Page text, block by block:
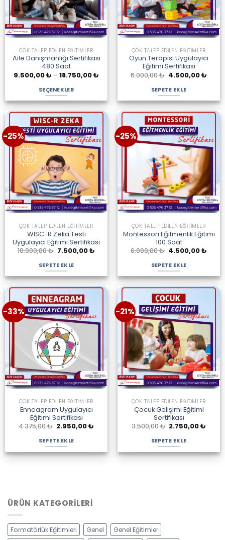
ÇOK TALEP EDILEN EĞITIMLER
Aile Danışmanlığı Sertifikası
480 Saat
9.500,00₺ – 18.750,00₺
18.750,00 ₺
SEÇENEKLER
Bu
ürünün
birden
fazla
varyasyonu
Seçenekler
ürün
sayfasından
seçilebilir
ÇOK TALEP EDILEN EĞITIMLER
Oyun Terapisi Uygulayıcı
Eğitimi Sertifikası
6.000,00₺ Orijinal
fiyat:
6.000,00 ₺.
4.500,00₺Şu
SEPETE EKLE
-25%
ÇOK TALEP EDILEN EĞITIMLER
WISC-R Zeka Testi
Uygulayıcı Eğitimi Sertifikası
10.000,00₺ Orijinal
fiyat:
10.000,00 ₺.
7.500,00₺Şu
SEPETE EKLE
-25%
ÇOK TALEP EDILEN EĞITIMLER
Montessori Eğitmenlik Eğitimi
100 Saat
6.000,00₺ Orijinal
fiyat:
6.000,00 ₺.
4.500,00₺Şu
SEPETE EKLE
-33%
ÇOK TALEP EDILEN EĞITIMLER
Enneagram Uygulayıcı
Eğitimi Sertifikası
4.375,00₺ Orijinal
fiyat:
4.375,00 ₺.
2.950,00₺Şu
SEPETE EKLE
-21%
ÇOK TALEP EDILEN EĞITIMLER
Çocuk Gelişimi Eğitimi
Sertifikası
3.500,00₺ Orijinal
fiyat:
3.500,00 ₺.
2.750,00₺
SEPETE EKLE
ÜRÜN KATEGORILERI
Formatörlük Eğitimleri Genel
Genel Eğitimler